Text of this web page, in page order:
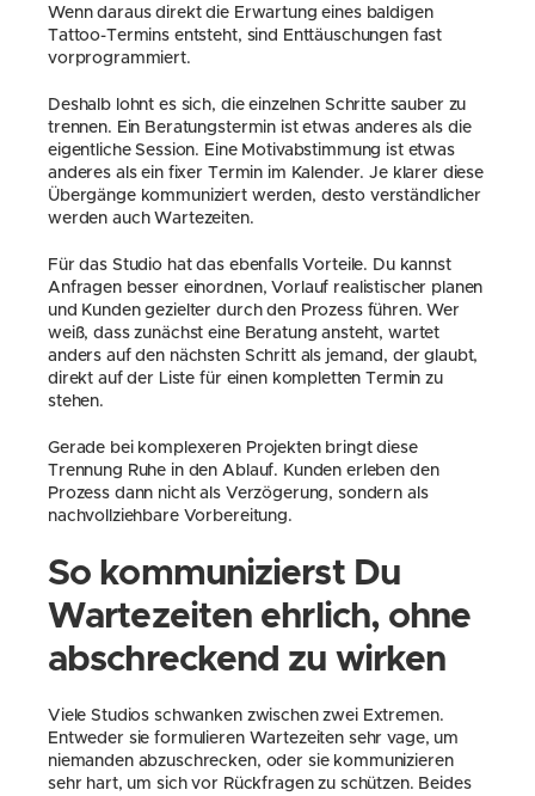
Wenn daraus direkt die Erwartung eines baldigen
Tattoo-Termins entsteht, sind Enttäuschungen fast
vorprogrammiert.
Deshalb lohnt es sich, die einzelnen Schritte sauber zu
trennen. Ein Beratungstermin ist etwas anderes als die
eigentliche Session. Eine Motivabstimmung ist etwas
anderes als ein fixer Termin im Kalender. Je klarer diese
Übergänge kommuniziert werden, desto verständlicher
werden auch Wartezeiten.
Für das Studio hat das ebenfalls Vorteile. Du kannst
Anfragen besser einordnen, Vorlauf realistischer planen
und Kunden gezielter durch den Prozess führen. Wer
weiß, dass zunächst eine Beratung ansteht, wartet
anders auf den nächsten Schritt als jemand, der glaubt,
direkt auf der Liste für einen kompletten Termin zu
stehen.
Gerade bei komplexeren Projekten bringt diese
Trennung Ruhe in den Ablauf. Kunden erleben den
Prozess dann nicht als Verzögerung, sondern als
nachvollziehbare Vorbereitung.
So kommunizierst Du
Wartezeiten ehrlich, ohne
abschreckend zu wirken
Viele Studios schwanken zwischen zwei Extremen.
Entweder sie formulieren Wartezeiten sehr vage, um
niemanden abzuschrecken, oder sie kommunizieren
sehr hart, um sich vor Rückfragen zu schützen. Beides